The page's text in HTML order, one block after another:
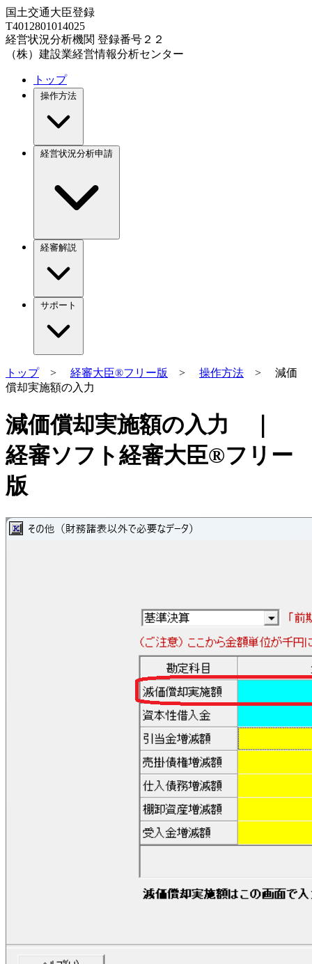
国土交通大臣登録
T4012801014025
経営状況分析機関 登録番号２２
（株）建設業経営情報分析センター
トップ
操作方法
経営状況分析申請
経審解説
サポート
トップ> 経審大臣®フリー版 > 操作方法 > 減価
償却実施額の入力
減価償却実施額の入力 ｜
経審ソフト経審大臣®フリー
版